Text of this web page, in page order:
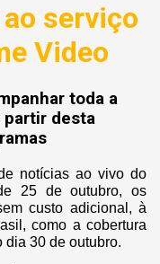
serviço
Video
toda a
partir desta
notícias ao vivo do
25 de outubro, os
custo adicional, à
como a cobertura
dia 30 de outubro.